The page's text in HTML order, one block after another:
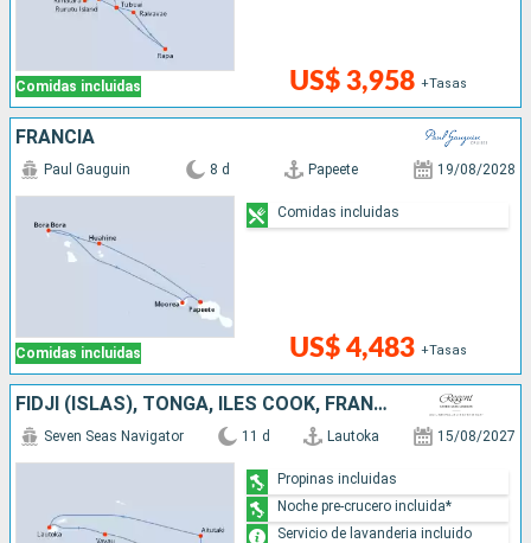
Comidas incluidas US$ 3,958 +Tasas
FRANCIA
Comidas incluidas
Paul Gauguin 8 d Papeete 19/08/2028
US$ 4,483 +Tasas
Comidas incluidas
FIDJI (ISLAS), TONGA, ILES COOK, FRANCIA
Seven Seas Navigator 11 d Lautoka 15/08/2027
Propinas incluidas
Noche pre-crucero incluida*
Servicio de lavanderia incluido